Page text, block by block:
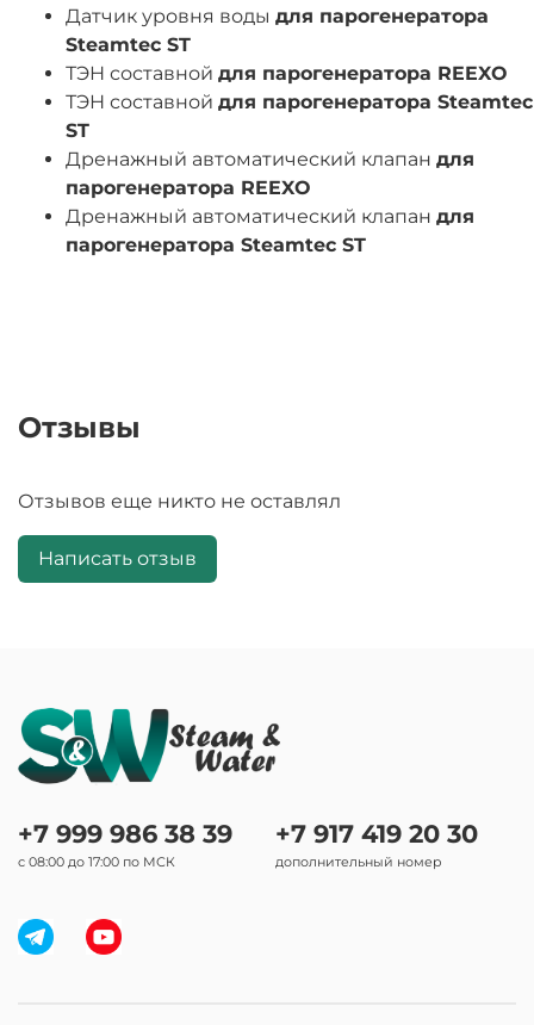
Датчик уровня воды для парогенератора
Steamtec ST
ТЭН составной для парогенератора REEXO
ТЭН составной для парогенератора Steamtec
ST
Дренажный автоматический клапан для
парогенератора REEXO
Дренажный автоматический клапан для
парогенератора Steamtec ST
Отзывы
Отзывов еще никто не оставлял
Написать отзыв
+7 999 986 38 39
с 08:00 до 17:00 по МСК
+7 917 419 20 30
дополнительный номер